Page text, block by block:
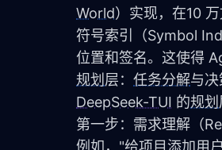
World）实现，在10
符号索引（Symbol
位置和签名。这使得
规划 层： 任务分解与
DeepSeek-TUI 的规划
第一步：需求理解（
例如，"给项目添加用